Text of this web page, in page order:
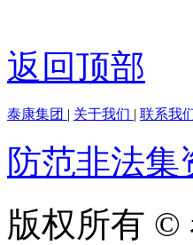
返回顶部
泰康集团 | 关于我们 | 联系我
防范非法集
版权所有 ©